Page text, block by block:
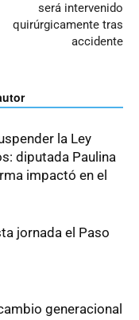
será intervenido
quirúrgicamente tras
accidente
la Ley
diputada Paulina
impactó en el
jornada el Paso
generacional